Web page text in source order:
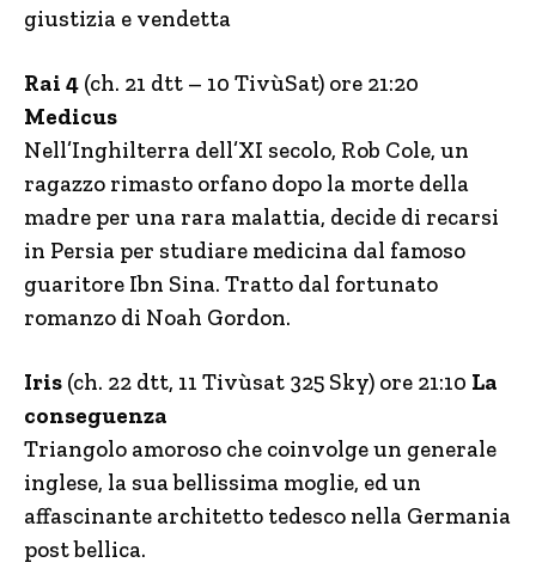
giustizia e vendetta
Rai 4 (ch. 21 dtt – 10 TivùSat) ore 21:20
Medicus
Nell’Inghilterra dell’XI secolo, Rob Cole, un
ragazzo rimasto orfano dopo la morte della
madre per una rara malattia, decide di recarsi
in Persia per studiare medicina dal famoso
guaritore Ibn Sina. Tratto dal fortunato
romanzo di Noah Gordon.
Iris (ch. 22 dtt, 11 Tivùsat 325 Sky) ore 21:10 La
conseguenza
Triangolo amoroso che coinvolge un generale
inglese, la sua bellissima moglie, ed un
affascinante architetto tedesco nella Germania
post bellica.